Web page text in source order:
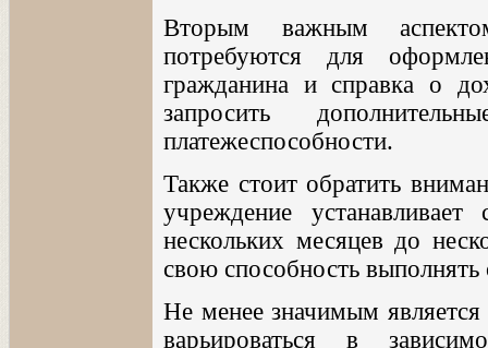
Вторым важным
потребуются для
гражданина и справка о
запросить
платежеспособности.
Также стоит обратить
учреждение
нескольких месяцев до
свою способность выполнять
Не менее значимым
варьироваться в